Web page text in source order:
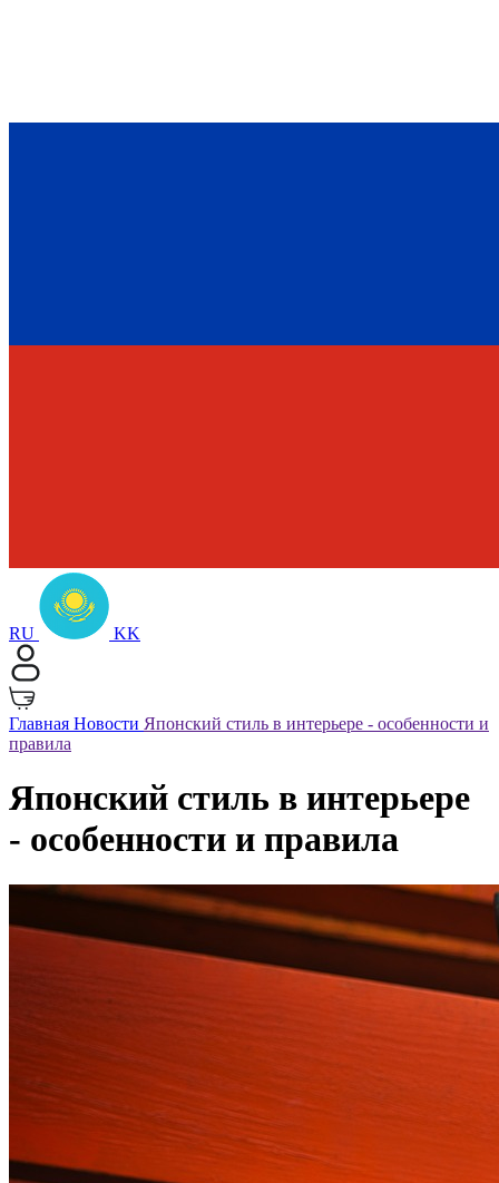
RU KK
Главная Новости Японский стиль в интерьере - особенности и
правила
Японский стиль в интерьере
- особенности и правила